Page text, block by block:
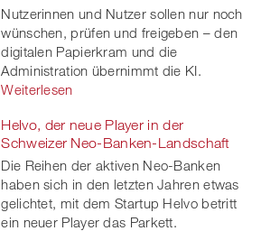
Nutzerinnen und Nutzer sollen nur noch
wünschen, prüfen und freigeben – den
digitalen Papierkram und die
Administration übernimmt die KI.
Weiterlesen
Helvo, der neue Player in der
Schweizer Neo-Banken-Landschaft
Die Reihen der aktiven Neo-Banken
haben sich in den letzten Jahren etwas
gelichtet, mit dem Startup Helvo betritt
ein neuer Player das Parkett.